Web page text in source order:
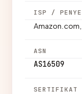
ISP /
Amazon.com,
ASN
AS16509
SERTIFIKAT